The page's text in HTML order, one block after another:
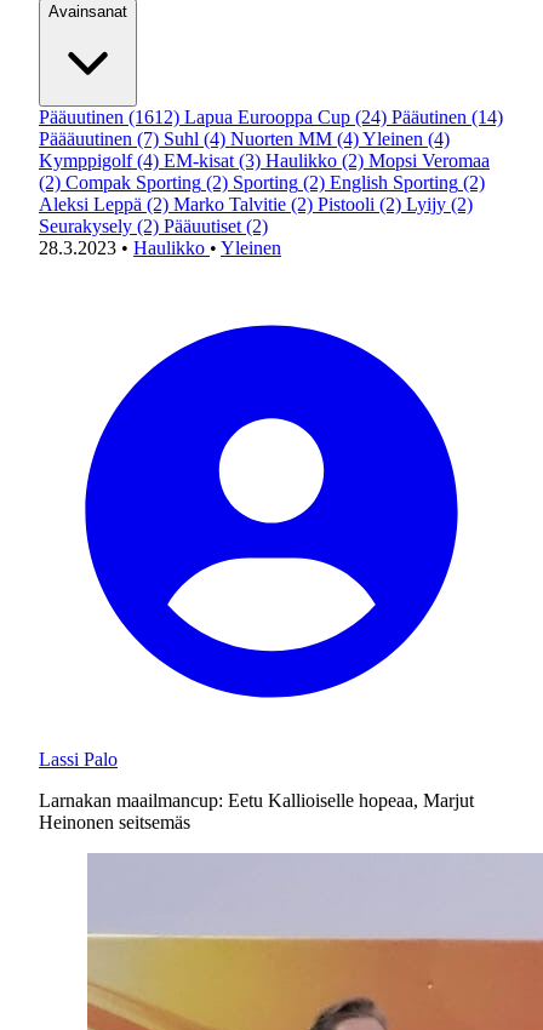
Avainsanat
Pääuutinen (1612) Lapua Eurooppa Cup (24) Pääutinen (14)
Päääuutinen (7) Suhl (4) Nuorten MM (4)Yleinen (4)
Kymppigolf (4) EM-kisat (3) Haulikko (2) Mopsi Veromaa
(2) Compak Sporting (2) Sporting (2) English Sporting (2)
Aleksi Leppä (2) Marko Talvitie (2) Pistooli (2) Lyijy (2)
Seurakysely (2) Pääuutiset (2)
28.3.2023 • Haulikko • Yleinen
Lassi Palo
Larnakan maailmancup: Eetu Kallioiselle hopeaa, Marjut
Heinonen seitsemäs